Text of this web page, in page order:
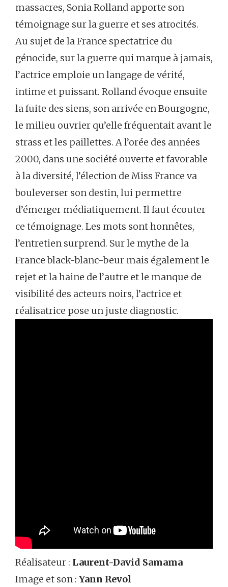
massacres, Sonia Rolland apporte son
témoignage sur la guerre et ses atrocités.
Au sujet de la France spectatrice du
génocide, sur la guerre qui marque à jamais,
l’actrice emploie un langage de vérité,
intime et puissant. Rolland évoque ensuite
la fuite des siens, son arrivée en Bourgogne,
le milieu ouvrier qu’elle fréquentait avant le
strass et les paillettes. A l’orée des années
2000, dans une société ouverte et favorable
à la diversité, l’élection de Miss France va
bouleverser son destin, lui permettre
d’émerger médiatiquement. Il faut écouter
ce témoignage. Les mots sont honnêtes,
l’entretien surprend. Sur le mythe de la
France black-blanc-beur mais également le
rejet et la haine de l’autre et le manque de
visibilité des acteurs noirs, l’actrice et
réalisatrice pose un juste diagnostic.
Réalisateur : Laurent-David Samama
Image et son : Yann Revol